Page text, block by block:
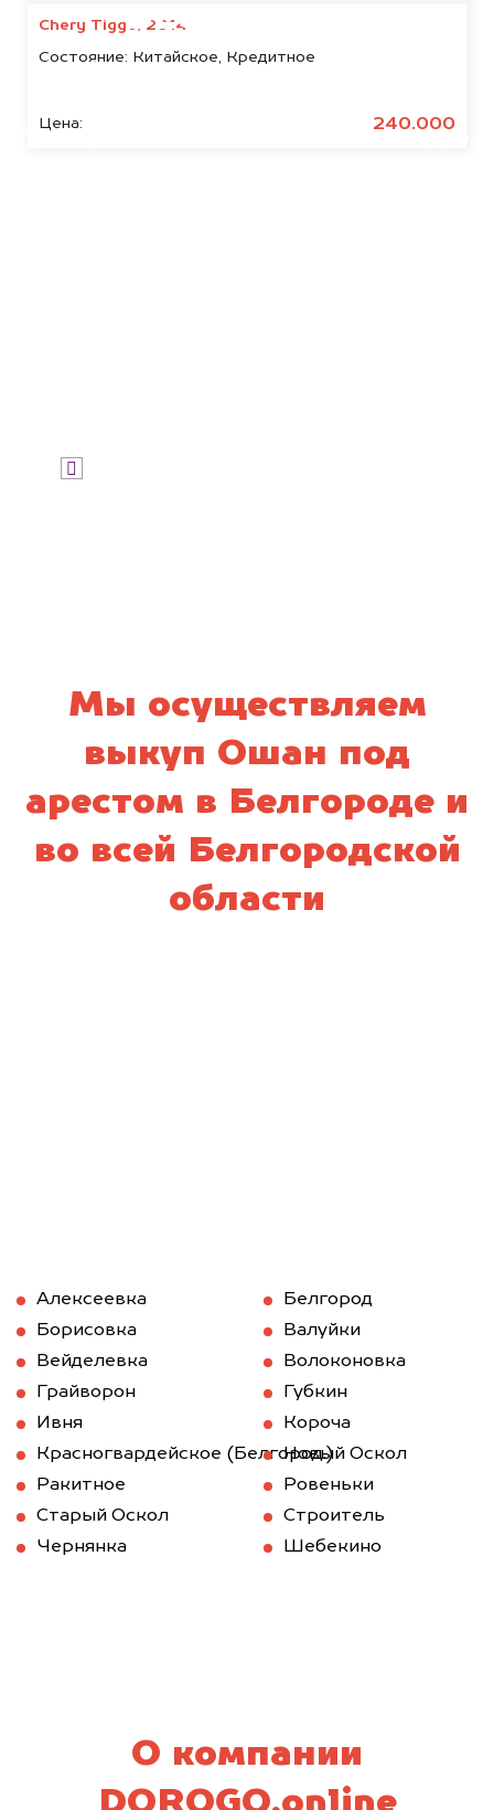
Chery Tiggo, 2014
Состояние: Китайское, Кредитное
Цена: 240.000
БЕСПЛАТНО
Узнайте стоимость арестованных
Мы купим ваше авто на 20.000 руб.
Мы осуществляем
выкуп Ошан под
арестом в Белгороде и
во всей Белгородской
области
Алексеевка
Белгород
Борисовка
Валуйки
Вейделевка
Волоконовка
Грайворон
Губкин
Ивня
Короча
Красногвардейское (Белгород.)Новый Оскол
Ракитное
Ровеньки
Старый Оскол
Строитель
Чернянка
Шебекино
О компании